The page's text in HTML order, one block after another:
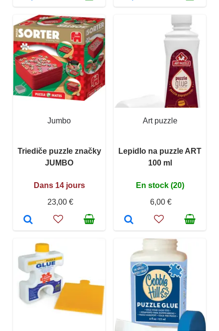
Jumbo
Triediče puzzle značky
JUMBO
Dans 14 jours
23,00 €
Art puzzle
Lepidlo na puzzle ART
100 ml
En stock (20)
6,00 €